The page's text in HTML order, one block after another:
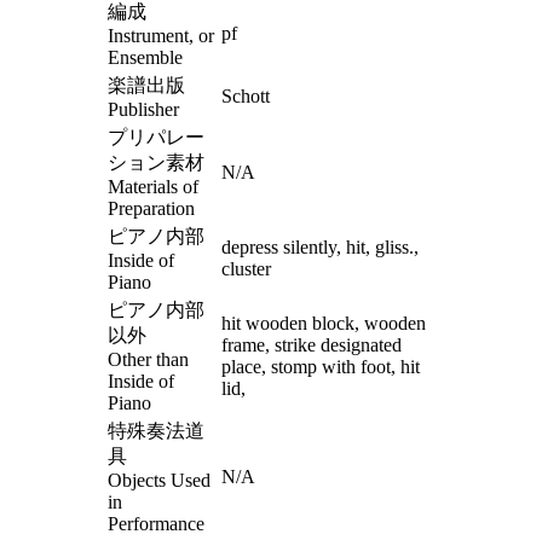
編成
Instrument, or
Ensemble
pf
楽譜出版
Publisher
Schott
プリパレー
ション素材
Materials of
Preparation
N/A
ピアノ内部
Inside of
Piano
depress silently, hit, gliss.,
cluster
ピアノ内部
以外
Other than
Inside of
Piano
hit wooden block, wooden
frame, strike designated
place, stomp with foot, hit
lid,
特殊奏法道
具
Objects Used
in
Performance
N/A